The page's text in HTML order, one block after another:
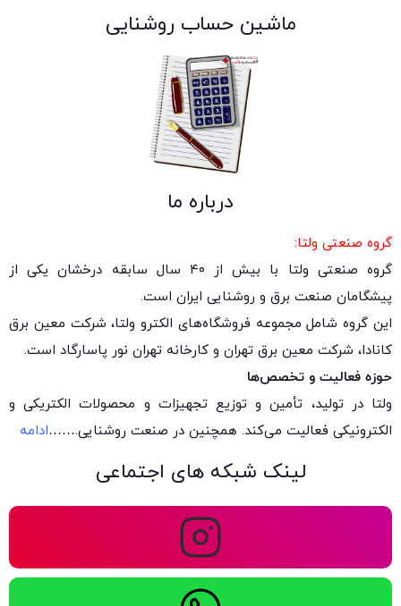
ماشین حساب روشنایی
درباره ما
گروه صنعتی ولتا:
گروه صنعتی ولتا با بیش از ۴۰ سال سابقه درخشان یکی از
پیشگامان صنعت برق و روشنایی ایران است.
این گروه شامل مجموعه فروشگاه‌های الکترو ولتا، شرکت معین برق
کانادا، شرکت معین برق تهران و کارخانه تهران نور پاسارگاد است.
حوزه فعالیت و تخصص‌ها
ولتا در تولید، تأمین و توزیع تجهیزات و محصولات الکتریکی و
الکترونیکی فعالیت می‌کند. همچنین در صنعت روشنایی.……ادامه
لینک شبکه های اجتماعی